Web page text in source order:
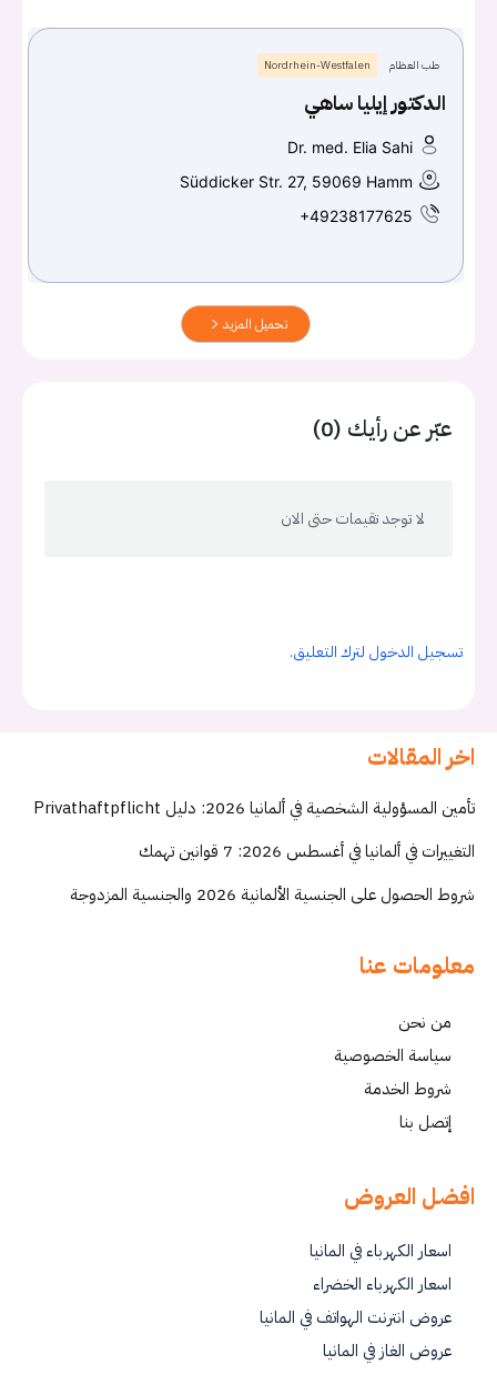
طب العظام Nordrhein-Westfalen
الدكتور إيليا ساهي
Dr. med. Elia Sahi
Süddicker Str. 27, 59069 Hamm
+49238177625
تحميل المزيد
عبّر عن رأيك (0)
لا توجد تقيمات حتى الان
تسجيل الدخول لترك التعليق.
اخر المقالات
تأمين المسؤولية الشخصية في ألمانيا 2026: دليل Privathaftpflicht
التغييرات في ألمانيا في أغسطس 2026: 7 قوانين تهمك
شروط الحصول على الجنسية الألمانية 2026 والجنسية المزدوجة
معلومات عنا
من نحن
سياسة الخصوصية
شروط الخدمة
إتصل بنا
افضل العروض
اسعار الكهرباء في المانيا
اسعار الكهرباء الخضراء
عروض انترنت الهواتف في المانيا
عروض الغاز في المانيا